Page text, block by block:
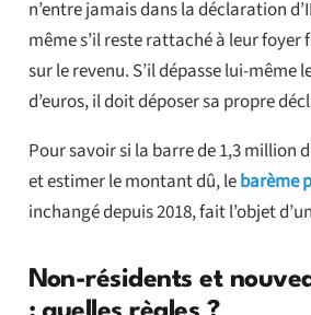
n’entre jamais dans la déclaration
même s’il reste rattaché à leur foyer
sur le revenu. S’il dépasse lui-même
d’euros, il doit déposer sa propre
Pour savoir si la barre de 1,3 million
et estimer le montant dû, lebarème
inchangé depuis 2018, fait l’objet
Non-résidents et